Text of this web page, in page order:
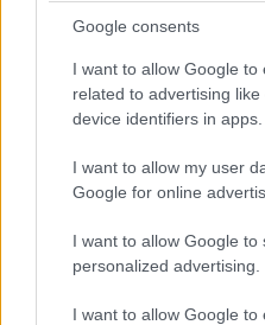
Google consents
I want to allow Google to
related to advertising
device identifiers in apps.
I want to allow my user
Google for online
I want to allow Google to
personalized advertising.
I want to allow Google to
AND WE PUT HIS
Απαντήστε
TRENDING